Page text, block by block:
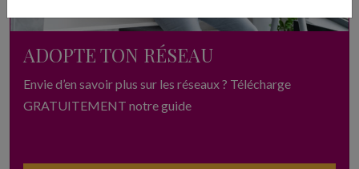
ADOPTE TON RÉSEAU
Envie d’en savoir plus sur les réseaux ? Télécharge
GRATUITEMENT notre guide